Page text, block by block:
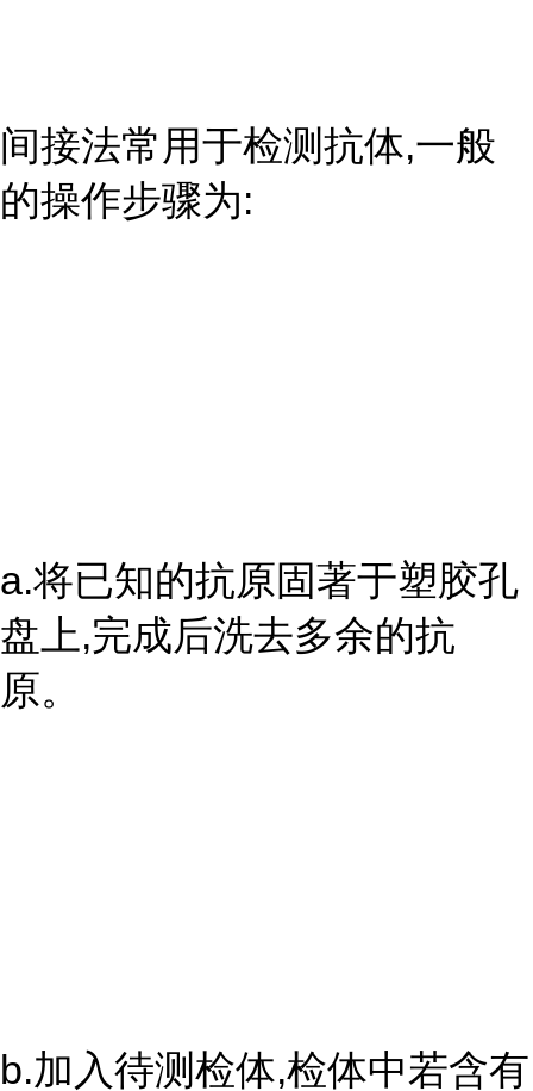
间接法常用于检测抗体,一般
的操作步骤为:
a.将已知的抗原固著于塑胶孔
盘上,完成后洗去多余的抗
原。
b.加入待测检体,检体中若含有